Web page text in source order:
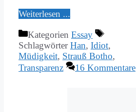
Wei­ter­le­sen ...
Kategorien Essay
SchlagwörterHan, Idiot,
Müdigkeit, Strauß Botho,
Transparenz
16 Kommentare